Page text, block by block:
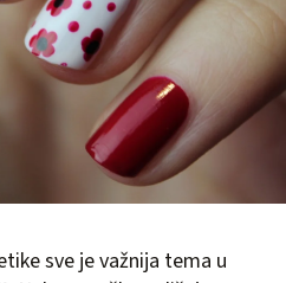
sve je važnija tema u